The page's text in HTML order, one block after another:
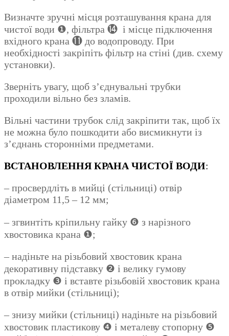
Визначте зручні місця розташування крана для
чистої води ❶, фільтра ⓮ і місце підключення
вхідного крана ⓫ до водопроводу. При
необхідності закріпіть фільтр на стіні (див. схему
установки).
Зверніть увагу, щоб з’єднувальні трубки
проходили вільно без зламів.
Вільні частини трубок слід закріпити так, щоб їх
не можна було пошкодити або висмикнути із
з’єднань сторонніми предметами.
ВСТАНОВЛЕННЯ КРАНА ЧИСТОЇ ВОДИ:
– просвердліть в мийці (стільниці) отвір
діаметром 11,5 – 12 мм;
– згвинтіть кріпильну гайку ❻ з нарізного
хвостовика крана ❶;
– надіньте на різьбовий хвостовик крана
декоративну підставку ❷ і велику гумову
прокладку ❸ і вставте різьбовій хвостовик крана
в отвір мийки (стільниці);
– знизу мийки (стільниці) надіньте на різьбовий
хвостовик пластикову ❹ і металеву стопорну ❺